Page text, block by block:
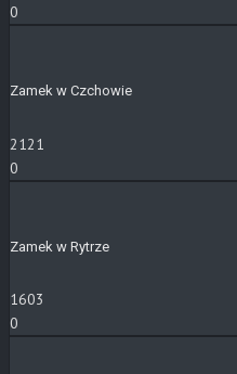
0
Zamek w Czchowie
2121
0
Zamek w Rytrze
1603
0